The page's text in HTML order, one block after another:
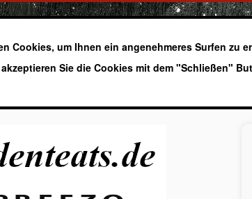
Cookies, um Ihnen ein angenehmeres Surfen zu
Sie die Cookies mit dem "Schließen"